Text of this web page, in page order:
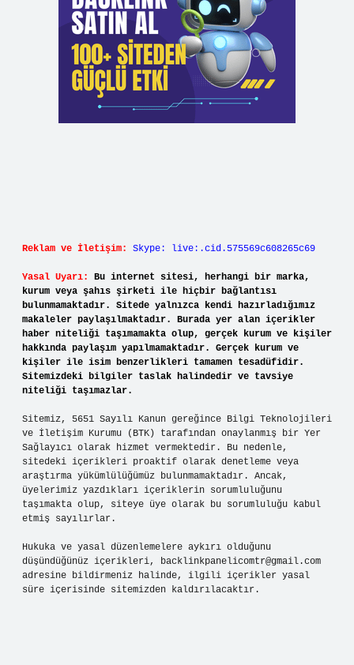
Reklam ve İletişim: Skype: live:.cid.575569c608265c69
Yasal Uyarı:
Bu internet sitesi, herhangi bir marka,
kurum veya şahıs şirketi ile hiçbir bağlantısı
bulunmamaktadır. Sitede yalnızca kendi hazırladığımız
makaleler paylaşılmaktadır. Burada yer alan içerikler
haber niteliği taşımamakta olup, gerçek kurum ve kişiler
hakkında paylaşım yapılmamaktadır. Gerçek kurum ve
kişiler ile isim benzerlikleri tamamen tesadüfidir.
Sitemizdeki bilgiler taslak halindedir ve tavsiye
niteliği taşımazlar.
Sitemiz, 5651 Sayılı Kanun gereğince Bilgi Teknolojileri
ve İletişim Kurumu (BTK) tarafından onaylanmış bir Yer
Sağlayıcı olarak hizmet vermektedir. Bu nedenle,
sitedeki içerikleri proaktif olarak denetleme veya
araştırma yükümlülüğümüz bulunmamaktadır. Ancak,
üyelerimiz yazdıkları içeriklerin sorumluluğunu
taşımakta olup, siteye üye olarak bu sorumluluğu kabul
etmiş sayılırlar.
Hukuka ve yasal düzenlemelere aykırı olduğunu
düşündüğünüz içerikleri, backlinkpanelicomtr@gmail.com
adresine bildirmeniz halinde, ilgili içerikler yasal
süre içerisinde sitemizden kaldırılacaktır.